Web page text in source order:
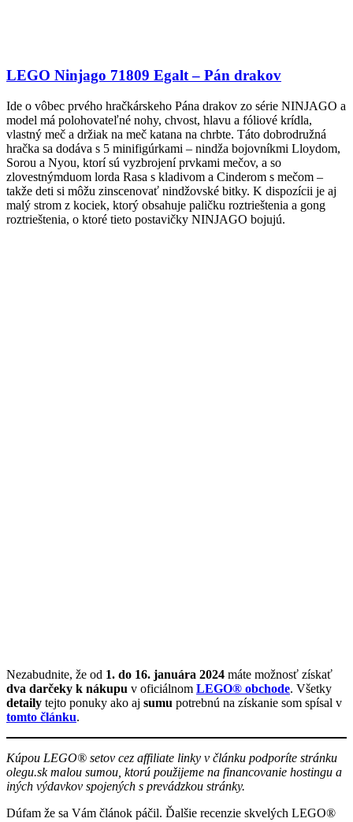
LEGO Ninjago 71809 Egalt – Pán drakov
Ide o vôbec prvého hračkárskeho Pána drakov zo série NINJAGO a
model má polohovateľné nohy, chvost, hlavu a fóliové krídla,
vlastný meč a držiak na meč katana na chrbte. Táto dobrodružná
hračka sa dodáva s 5 minifigúrkami – nindža bojovníkmi Lloydom,
Sorou a Nyou, ktorí sú vyzbrojení prvkami mečov, a so
zlovestnýmduom lorda Rasa s kladivom a Cinderom s mečom –
takže deti si môžu zinscenovať nindžovské bitky. K dispozícii je aj
malý strom z kociek, ktorý obsahuje paličku roztrieštenia a gong
roztrieštenia, o ktoré tieto postavičky NINJAGO bojujú.
Nezabudnite, že od 1. do 16. januára 2024 máte možnosť získať
dva darčeky k nákupu v oficiálnom LEGO® obchode. Všetky
detaily tejto ponuky ako aj sumu potrebnú na získanie som spísal v
tomto článku.
Kúpou LEGO® setov cez affiliate linky v článku podporíte stránku
olegu.sk malou sumou, ktorú použijeme na financovanie hostingu a
iných výdavkov spojených s prevádzkou stránky.
Dúfam že sa Vám článok páčil. Ďalšie recenzie skvelých LEGO®